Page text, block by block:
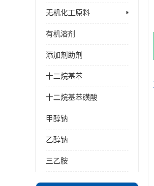
无机化工原料
有机溶剂
添加剂助剂
十二烷基苯
十二烷基苯磺酸
甲醇钠
乙醇钠
三乙胺